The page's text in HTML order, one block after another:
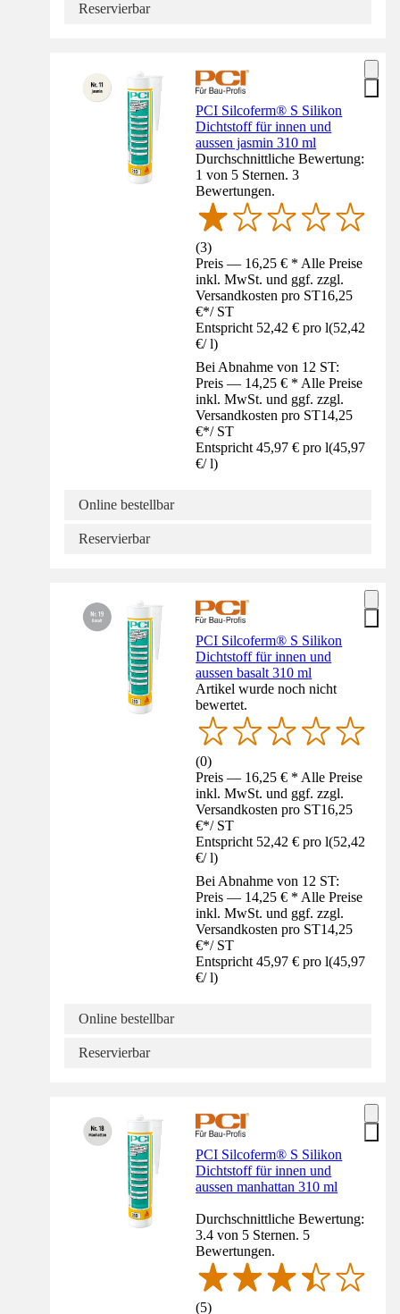
Reservierbar
PCI Silcoferm® S Silikon
Dichtstoff für innen und
aussen jasmin 310 ml
Durchschnittliche Bewertung:
1 von 5 Sternen. 3
Bewertungen.
(3)
Preis — 16,25 € * Alle Preise
inkl. MwSt. und ggf. zzgl.
Versandkosten pro ST16,25
€*/ ST
Entspricht 52,42 € pro l(52,42
€/ l)
Bei Abnahme von 12 ST:
Preis — 14,25 € * Alle Preise
inkl. MwSt. und ggf. zzgl.
Versandkosten pro ST14,25
€*/ ST
Entspricht 45,97 € pro l(45,97
€/ l)
Online bestellbar
Reservierbar
PCI Silcoferm® S Silikon
Dichtstoff für innen und
aussen basalt 310 ml
Artikel wurde noch nicht
bewertet.
(0)
Preis — 16,25 € * Alle Preise
inkl. MwSt. und ggf. zzgl.
Versandkosten pro ST16,25
€*/ ST
Entspricht 52,42 € pro l(52,42
€/ l)
Bei Abnahme von 12 ST:
Preis — 14,25 € * Alle Preise
inkl. MwSt. und ggf. zzgl.
Versandkosten pro ST14,25
€*/ ST
Entspricht 45,97 € pro l(45,97
€/ l)
Online bestellbar
Reservierbar
PCI Silcoferm® S Silikon
Dichtstoff für innen und
aussen manhattan 310 ml
Durchschnittliche Bewertung:
3.4 von 5 Sternen. 5
Bewertungen.
(5)